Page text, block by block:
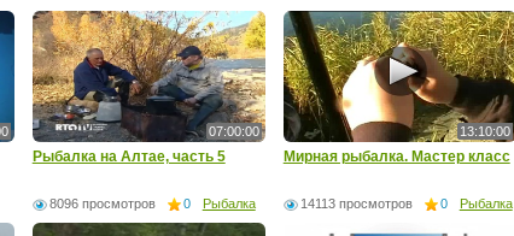
07:00:00
Рыбалка на Алтае, часть 5
8096 просмотров 0 Рыбалка
13:10:00
Мирная рыбалка. Мастер класс
14113 просмотров 0 Рыбалка